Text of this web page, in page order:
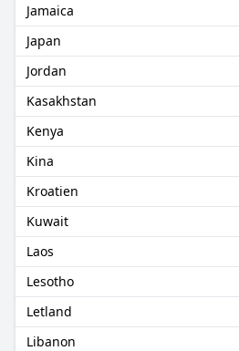
Jamaica
Japan
Jordan
Kasakhstan
Kenya
Kina
Kroatien
Kuwait
Laos
Lesotho
Letland
Libanon